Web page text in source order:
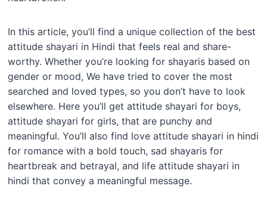
In this article, you’ll find a unique collection of the best
attitude shayari in Hindi that feels real and share-
worthy. Whether you’re looking for shayaris based on
gender or mood, We have tried to cover the most
searched and loved types, so you don’t have to look
elsewhere. Here you’ll get attitude shayari for boys,
attitude shayari for girls, that are punchy and
meaningful. You’ll also find love attitude shayari in hindi
for romance with a bold touch, sad shayaris for
heartbreak and betrayal, and life attitude shayari in
hindi that convey a meaningful message.